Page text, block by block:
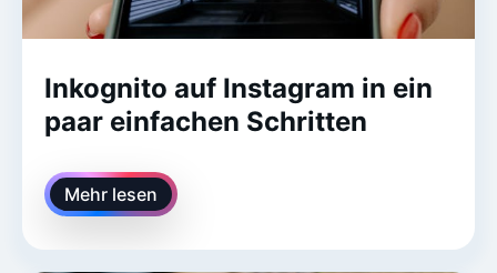
Inkognito auf Instagram in ein
paar einfachen Schritten
Mehr lesen